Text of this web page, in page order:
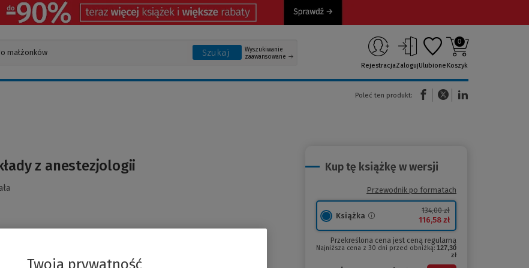
Szukaj
Wyszukiwanie
zaawansowane
RejestracjaZalogujUlubione
0
Koszyk
Poleć ten produkt:
(Nowe okno)(Link do innej strony)
z anestezjologii Kup tę książkę w wersji
Przewodnik po formatach
Książka
134,00 zł
116,58 zł
Przekreślona cena jest ceną regularną
Najniższa cena z 30 dni przed obniżką: 127,30
zł
Twoja prywatność